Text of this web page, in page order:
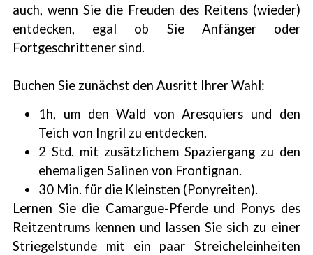
auch, wenn Sie die Freuden des Reitens (wieder)
entdecken, egal ob Sie Anfänger oder
Fortgeschrittener sind.
Buchen Sie zunächst den Ausritt Ihrer Wahl:
1h, um den Wald von Aresquiers und den
Teich von Ingril zu entdecken.
2 Std. mit zusätzlichem Spaziergang zu den
ehemaligen Salinen von Frontignan.
30 Min. für die Kleinsten (Ponyreiten).
Lernen Sie die Camargue-Pferde und Ponys des
Reitzentrums kennen und lassen Sie sich zu einer
Striegelstunde mit ein paar Streicheleinheiten